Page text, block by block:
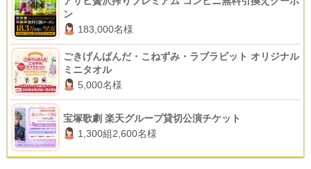
ン
183,000名様
ごきげんぱんだ・こねずみ・ラブラビット オリジナル
ミニタオル
5,000名様
宝塚歌劇 楽天グループ貸切公演チケット
1,300組2,600名様